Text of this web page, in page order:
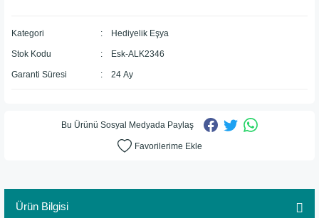
Kategori Hediyelik Eşya
Stok Kodu Esk-ALK2346
Garanti Süresi 24 Ay
Bu Ürünü Sosyal Medyada Paylaş
Ürün Bilgisi